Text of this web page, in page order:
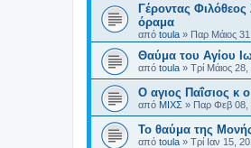
Γέροντας
όραμα
από toula » Παρ Μάιος
Θαύμα του Αγίου
από toula » Τρί Μάιος
Ο αγιος Παΐσιος κ
από ΜΙΧΣ » Παρ Φεβ 08,
Το θαύμα της
από toula » Τρί Ιαν 15,